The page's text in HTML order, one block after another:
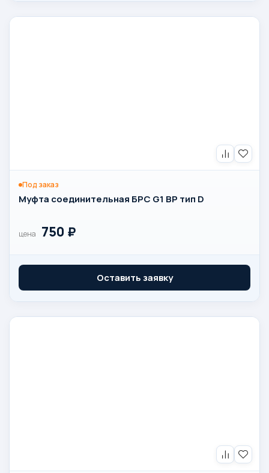
Под заказ
Муфта соединительная БРС G1 ВР тип D
цена 750 ₽
Оставить заявку